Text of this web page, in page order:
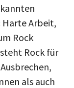
Harte Arbeit,
Rock
Rock für
als auch